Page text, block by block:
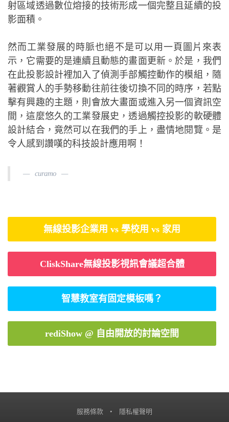
射區域透過數位熔接的技術形成一個完整且延續的投
影面積。
然而工業發展的時脈也絕不是可以用一頁圖片來表
示，它需要的是連續且動態的畫面更新。於是，我們
在此投影設計裡加入了偵測手部觸控動作的模組，隨
著觀賞人的手勢移動往前往後切換不同的時序，若點
擊有興趣的主題，則會放大畫面或進入另一個資訊空
間，這麼悠久的工業發展史，透過觸控投影的軟硬體
設計結合，竟然可以在我們的手上，盡情地閱覽。是
令人感到讚嘆的科技設計應用啊！
curamo
無線投影企業用 vs 學校用 vs 家用
CliskShare無線投影視訊會議超合體
智慧教室有固定模板嗎？
rediShow @ 自由開放的討論空間
服務條款 • 隱私權聲明